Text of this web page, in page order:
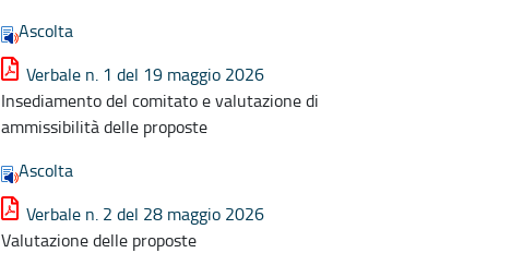
Ascolta
Verbale n. 1 del 19 maggio 2026
Insediamento del comitato e valutazione di
ammissibilità delle proposte
Ascolta
Verbale n. 2 del 28 maggio 2026
Valutazione delle proposte